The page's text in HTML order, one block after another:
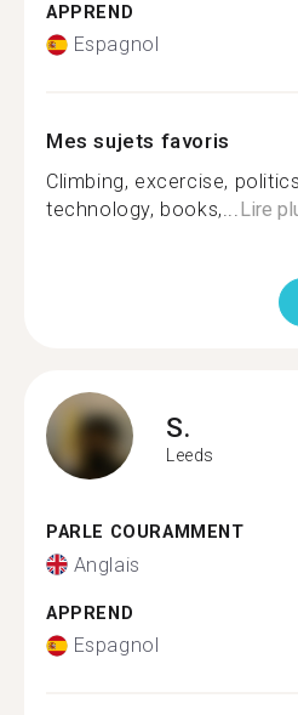
APPREND
Espagnol
Mes sujets favoris
Climbing, excercise,
technology, books,...Lire
S.
Leeds
PARLE COURAMMENT
Anglais
APPREND
Espagnol